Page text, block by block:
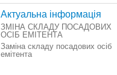
Актуальна інформація
ЗМІНА СКЛАДУ ПОСАДОВИХ
ОСІБ ЕМІТЕНТА
Заміна складу посадових осіб
емітента